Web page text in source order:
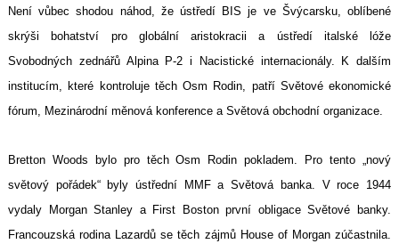
Není vůbec shodou náhod, že ústředí BIS je ve Švýcarsku, oblíbené
skrýši bohatství pro globální aristokracii a ústředí italské lóže
Svobodných zednářů Alpina P-2 i Nacistické internacionály. K dalším
institucím, které kontroluje těch Osm Rodin, patří Světové ekonomické
fórum, Mezinárodní měnová konference a Světová obchodní organizace.
Bretton Woods bylo pro těch Osm Rodin pokladem. Pro tento „nový
světový pořádek“ byly ústřední MMF a Světová banka. V roce 1944
vydaly Morgan Stanley a First Boston první obligace Světové banky.
Francouzská rodina Lazardů se těch zájmů House of Morgan zúčastnila.